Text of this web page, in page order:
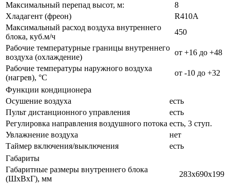
Максимальный перепад высот, м:
8
Хладагент (фреон)
R410A
Максимальный расход воздуха внутреннего
блока, куб.м/ч
450
Рабочие температурные границы внутреннего
воздуха (охлаждение)
от +16 до +48
Рабочие температуры наружного воздуха
(нагрев), °С
от -10 до +32
Функции кондиционера
Осушение воздуха
есть
Пульт дистанционного управления
есть
Регулировка направления воздушного потока есть, 3 ступ.
Увлажнение воздуха
нет
Таймер включения/выключения
есть
Габариты
Габаритные размеры внутреннего блока
(ШxВxГ), мм
283x690х199